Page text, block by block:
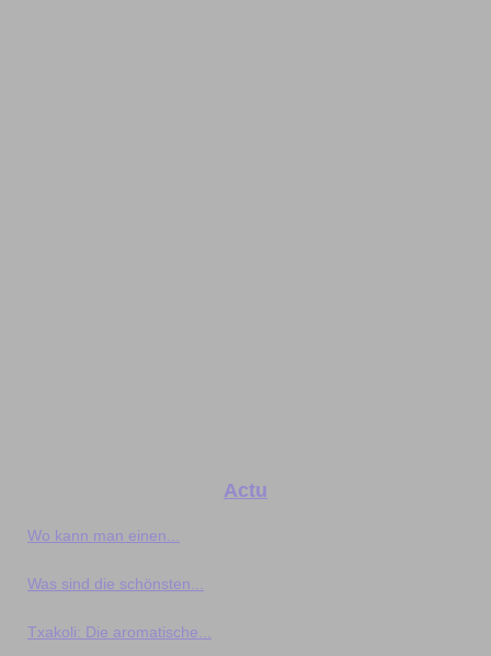
Actu
Wo kann man einen...
Was sind die schönsten...
Txakoli: Die aromatische...